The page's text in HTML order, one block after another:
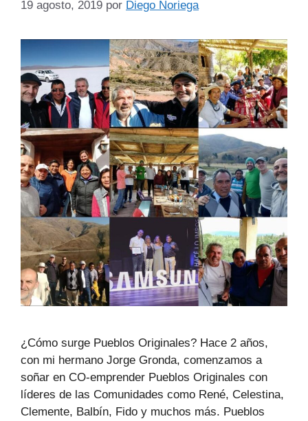
19 agosto, 2019 por Diego Noriega
¿Cómo surge Pueblos Originales? Hace 2 años,
con mi hermano Jorge Gronda, comenzamos a
soñar en CO-emprender Pueblos Originales con
líderes de las Comunidades como René, Celestina,
Clemente, Balbín, Fido y muchos más. Pueblos